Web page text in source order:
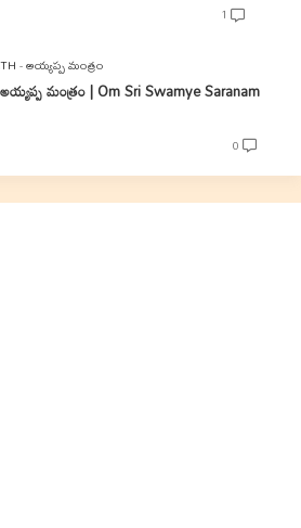
1
అయ్యప్ప మంత్రం
మంత్రం | Om Sri Swamye Saranam
0